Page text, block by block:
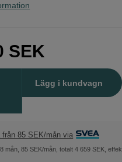
SEK
Lägg i kundvagn
från 85 SEK/mån via
mån, 85 SEK/mån, totalt 4 659 SEK,